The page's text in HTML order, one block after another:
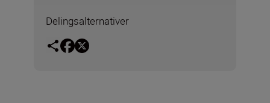
Delingsalternativer